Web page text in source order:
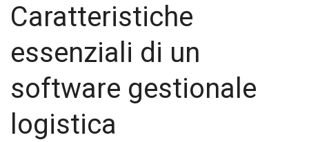
Caratteristiche
essenziali di un
software gestionale
logistica